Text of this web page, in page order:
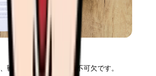
戦略的なアプローチが不可欠です。